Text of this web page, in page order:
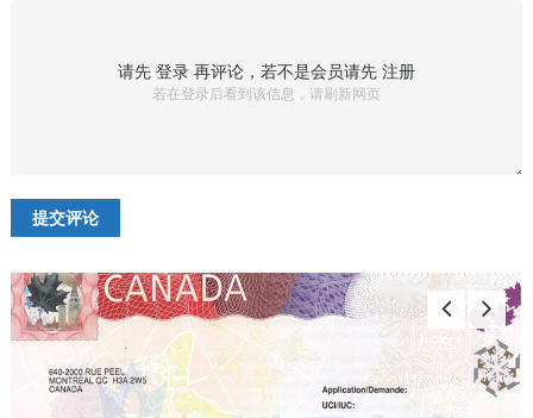
请先 登录再评论，若不是会员请先 注册
若在登录后看到该信息，请刷新网页